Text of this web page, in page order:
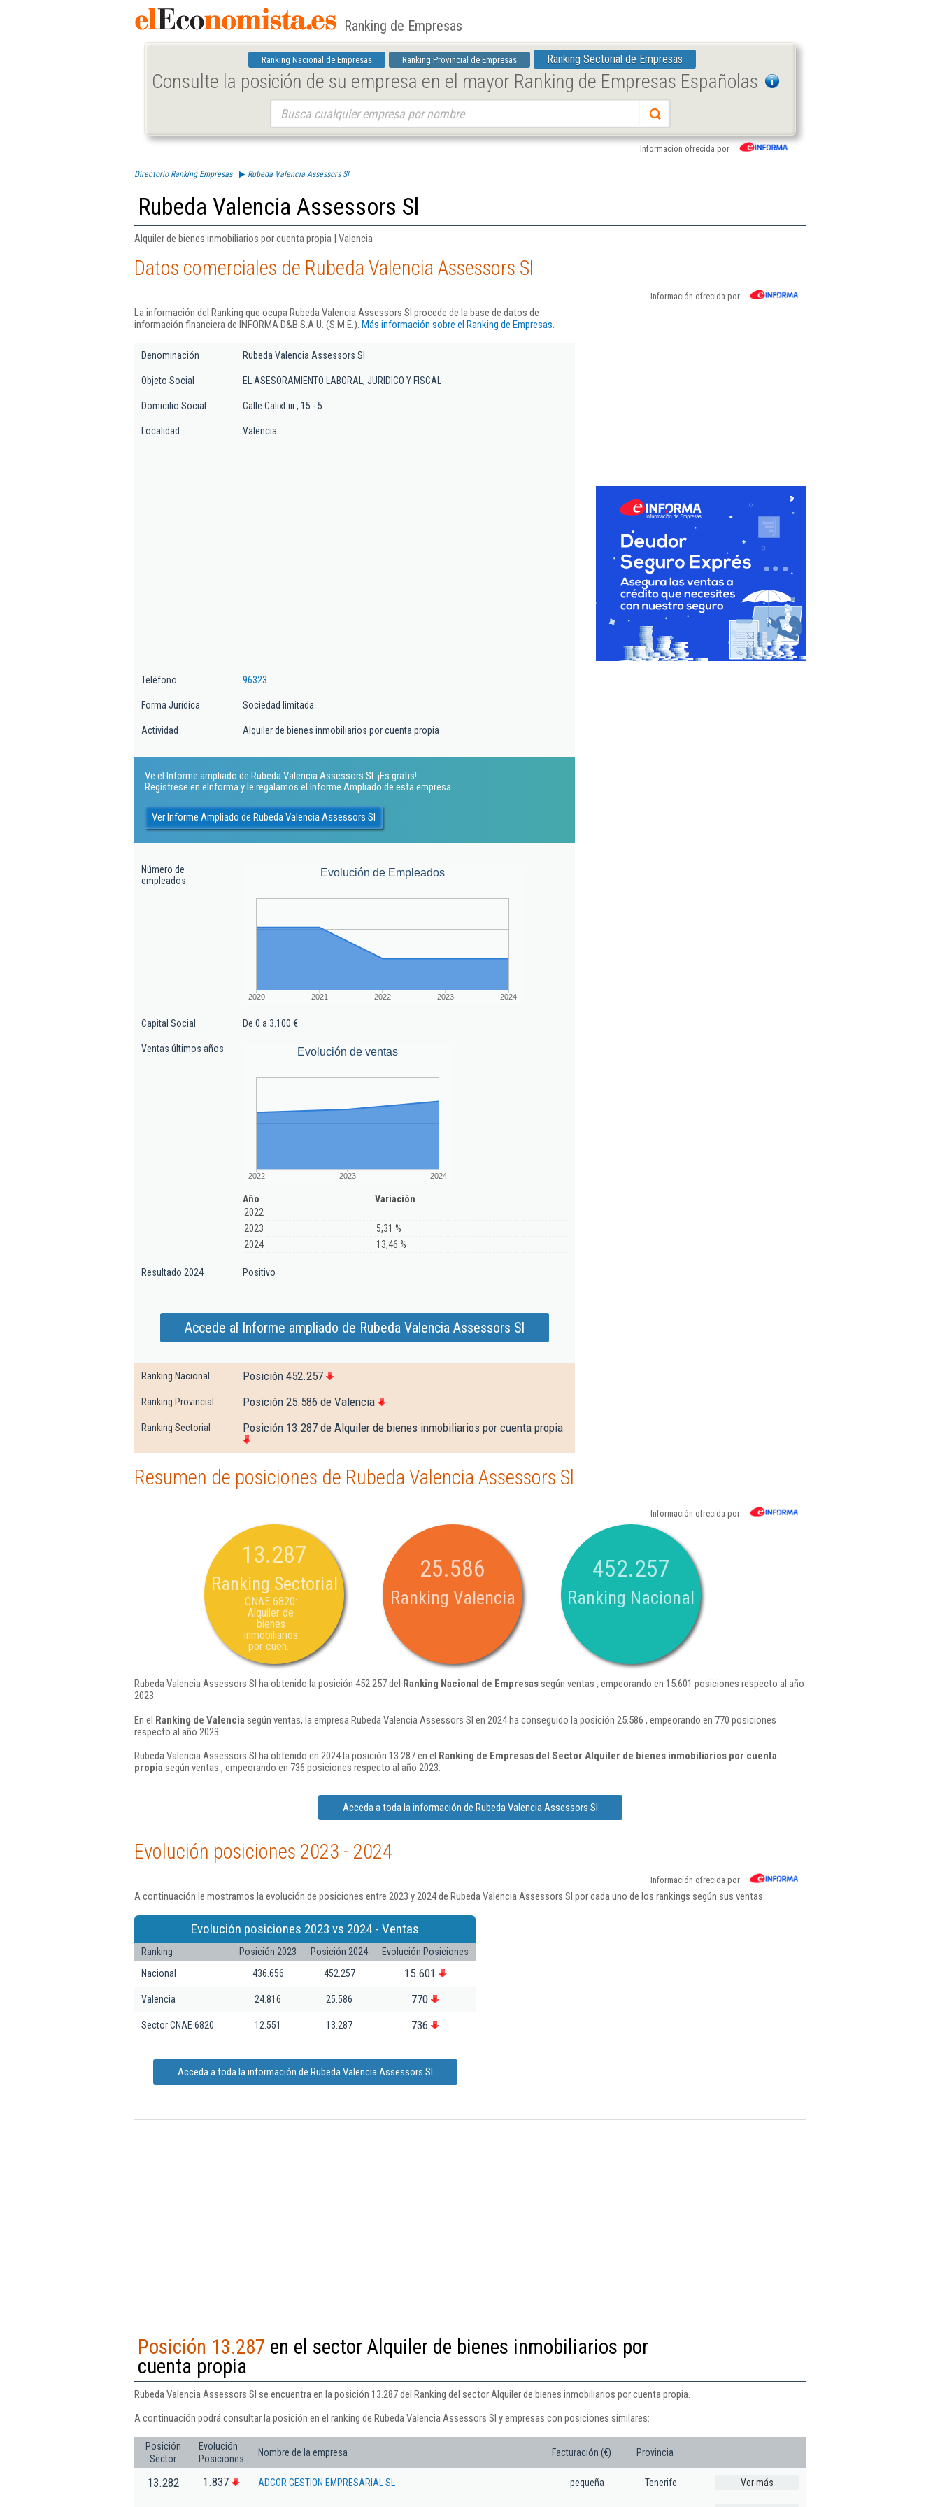
Ranking de Empresas
Ranking Nacional de Empresas Ranking Provincial de Empresas Ranking Sectorial de Empresas
Consulte la posición de su empresa en el mayor Ranking de Empresas Españolas
Información ofrecida por
Directorio Ranking Empresas Rubeda Valencia Assessors Sl
Rubeda Valencia Assessors Sl
Alquiler de bienes inmobiliarios por cuenta propia | Valencia
Datos comerciales de Rubeda Valencia Assessors Sl
Información ofrecida por
La información del Ranking que ocupa Rubeda Valencia Assessors Sl procede de la base de datos de
información financiera de INFORMA D&B S.A.U. (S.M.E.). Más información sobre el Ranking de Empresas.
Denominación Rubeda Valencia Assessors Sl
Objeto Social EL ASESORAMIENTO LABORAL, JURIDICO Y FISCAL
Domicilio Social Calle Calixt iii , 15 - 5
Localidad Valencia
Teléfono 96323...
Forma Jurídica Sociedad limitada
Actividad Alquiler de bienes inmobiliarios por cuenta propia
Ve el Informe ampliado de Rubeda Valencia Assessors Sl. ¡Es gratis!
Regístrese en eInforma y le regalamos el Informe Ampliado de esta empresa
Ver Informe Ampliado de Rubeda Valencia Assessors Sl
Número de
empleados
Evolución de Empleados
2020 2021 2022 2023 2024
Capital Social De 0 a 3.100 €
Ventas últimos años Evolución de ventas
2022 2023 2024
Año
Variación
2022
2023
5,31 %
2024
13,46 %
Resultado 2024 Positivo
Accede al Informe ampliado de Rubeda Valencia Assessors Sl
Ranking Nacional Posición 452.257
Ranking Provincial Posición 25.586 de Valencia
Ranking Sectorial Posición 13.287 de Alquiler de bienes inmobiliarios por cuenta propia
Resumen de posiciones de Rubeda Valencia Assessors Sl
Información ofrecida por
13.287
Ranking Sectorial
CNAE 6820:
Alquiler de
bienes
inmobiliarios
por cuen...
25.586
Ranking Valencia
452.257
Ranking Nacional
Rubeda Valencia Assessors Sl ha obtenido la posición 452.257 del Ranking Nacional de Empresassegún ventas , empeorando en 15.601 posiciones respecto al año
2023.
En el Ranking de Valencia según ventas, la empresa Rubeda Valencia Assessors Sl en 2024 ha conseguido la posición 25.586 , empeorando en 770 posiciones
respecto al año 2023.
Rubeda Valencia Assessors Sl ha obtenido en 2024 la posición 13.287 en el Ranking de Empresas del Sector Alquiler de bienes inmobiliarios por cuenta
propiasegún ventas , empeorando en 736 posiciones respecto al año 2023.
Acceda a toda la información de Rubeda Valencia Assessors Sl
Evolución posiciones 2023 - 2024
Información ofrecida por
A continuación le mostramos la evolución de posiciones entre 2023 y 2024 de Rubeda Valencia Assessors Sl por cada uno de los rankings según sus ventas:
Evolución posiciones 2023 vs 2024 - Ventas
Ranking Posición 2023 Posición 2024
Evolución Posiciones
Nacional
436.656 452.257 15.601
Valencia 24.816 25.586 770
Sector CNAE 6820 12.551 13.287 736
Acceda a toda la información de Rubeda Valencia Assessors Sl
Posición 13.287 en el sector Alquiler de bienes inmobiliarios por
cuenta propia
Rubeda Valencia Assessors Sl se encuentra en la posición 13.287 del Ranking del sector Alquiler de bienes inmobiliarios por cuenta propia.
A continuación podrá consultar la posición en el ranking de Rubeda Valencia Assessors Sl y empresas con posiciones similares:
Posición
Sector
Evolución
Posiciones
Nombre de la empresa Facturación (€) Provincia
13.282 1.837 ADCOR GESTION EMPRESARIAL SL pequeña Tenerife Ver más